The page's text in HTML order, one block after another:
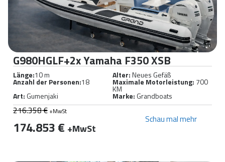
G980HGLF+2x Yamaha F350 XSB
Länge:10 m Alter:Neues Gefäß
Anzahl der Personen:18 Maximale Motorleistung: 700
KM
Art: Gumenjaki Marke: Grandboats
216.358 € +MwSt
174.853 € +MwSt
Schau mal mehr